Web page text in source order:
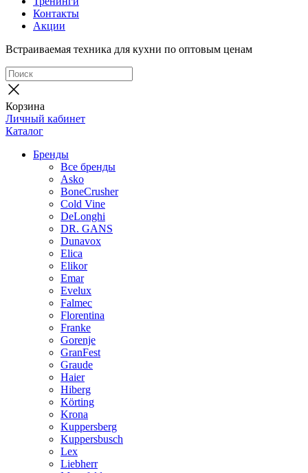
Контакты
Акции
Встраиваемая техника для кухни по оптовым ценам
Корзина
Личный кабинет
Каталог
Бренды
Все бренды
Asko
BoneCrusher
Cold Vine
DeLonghi
DR. GANS
Dunavox
Elica
Elikor
Emar
Evelux
Falmec
Florentina
Franke
Gorenje
GranFest
Graude
Haier
Hiberg
Körting
Krona
Kuppersberg
Kuppersbusch
Lex
Liebherr